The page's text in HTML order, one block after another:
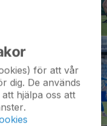
för att vår
dig. De används
hjälpa oss att